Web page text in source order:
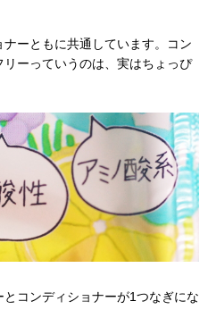
ーともに共通しています。コン
ーっていうのは、実はちょっぴ
コンディショナーが1つなぎにな